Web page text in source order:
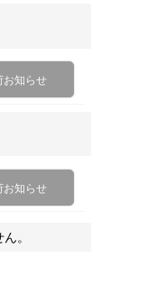
お知らせ
お知らせ
。